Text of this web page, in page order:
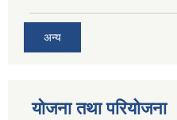
अन्य
योजना तथा परियोजना